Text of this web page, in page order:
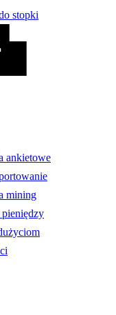
stopki
ankietowe
mining